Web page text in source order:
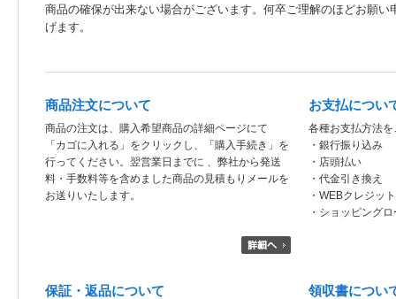
商品の確保が出来ない場合がございます。何卒ご理解のほどお願い
げます。
商品注文について
商品の注文は、購入希望商品の詳細ページにて
「カゴに入れる」をクリックし、「購入手続き」を
行ってください。翌営業日までに 、弊社から発送
料・手数料等を含めました商品の見積もりメールを
お送りいたします。
お支払につい
各種お支払方法
・銀行振り込み
・店頭払い
・代金引き換え
・WEBクレジッ
・ショッピング
保証・返品について 領収書につい